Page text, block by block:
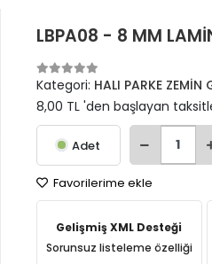
LBPA08 - 8 MM
Kategori: HALI PARKE ZEMİN
8,00 TL 'den başlayan
Adet
Favorilerime ekle
Gelişmiş XML Desteği
Sorunsuz listeleme özelliği